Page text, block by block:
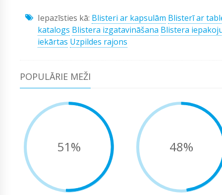
Iepazīsties kā: Blisteri ar kapsulām Blisterī ar
katalogs Blistera izgatavināšana Blistera
iekārtas Uzpildes rajons
POPULĀRIE MEŽI
51% 48%